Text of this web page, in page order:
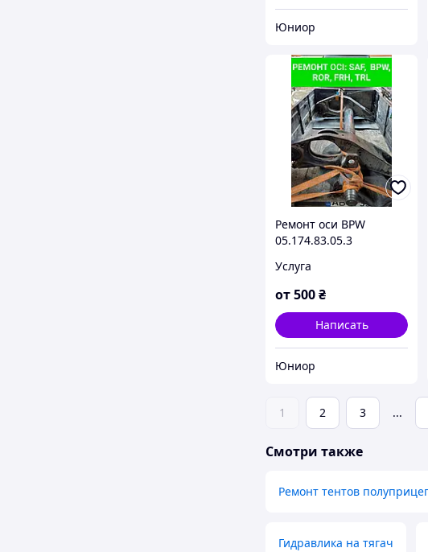
Юниор
Ремонт оси BPW
05.174.83.05.3
Услуга
от500₴
Написать
Юниор
1 2 3 ...
Смотри также
Ремонт тентов
Гидравлика на тягач